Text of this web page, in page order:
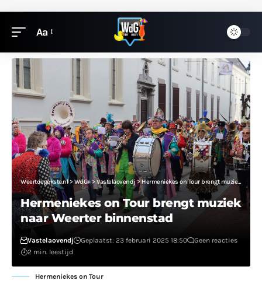
Aa
Weertdegekste.nl> WdG+>Vastelaovendj >Hermeniekes on Tour brengt muziek naar Weerter binnenstad
Hermeniekes on Tour brengt muziek
naar Weerter binnenstad
Vastelaovendj Geplaatst: 23 februari 2025 18:50
Geen reacties
2 min. leestijd
Hermeniekes on Tour